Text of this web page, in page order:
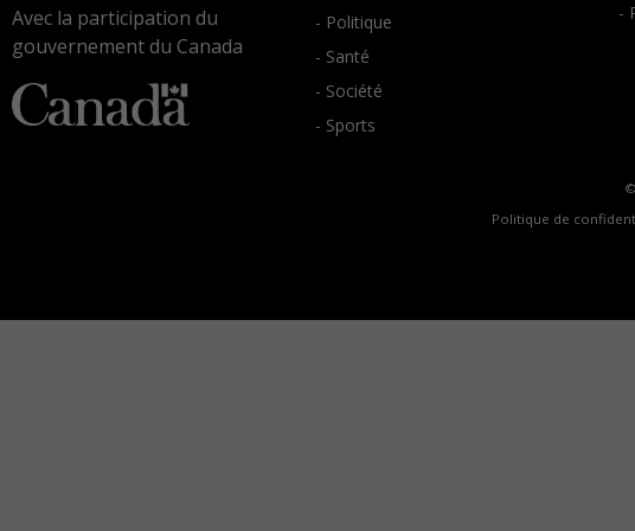
Avec la participation du
gouvernement du Canada
- Politique
- Santé
- Société
- Sports
-
Politique de